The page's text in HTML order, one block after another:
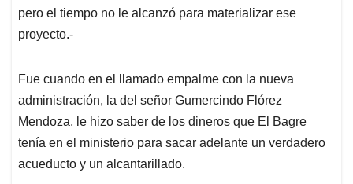
pero el tiempo no le alcanzó para materializar ese
proyecto.-
Fue cuando en el llamado empalme con la nueva
administración, la del señor Gumercindo Flórez
Mendoza, le hizo saber de los dineros que El Bagre
tenía en el ministerio para sacar adelante un verdadero
acueducto y un alcantarillado.